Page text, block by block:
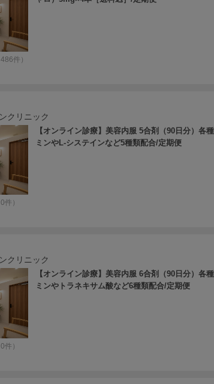
486件）
クリニック
【オンライン診療】美容内服 5合剤（90日分）各
ミンやL-システインなど5種類配合/定期便
0件）
クリニック
【オンライン診療】美容内服 6合剤（90日分）各
ミンやトラネキサム酸など6種類配合/定期便
0件）